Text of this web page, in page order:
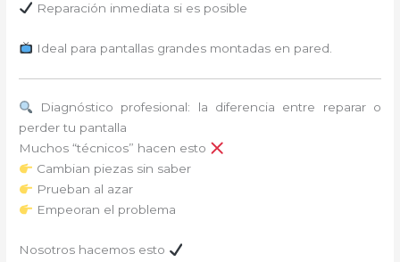
Reparación inmediata si es posible
Ideal para pantallas grandes montadas en pared.
Diagnóstico profesional: la diferencia entre reparar o
perder tu pantalla
Muchos “técnicos” hacen esto
Cambian piezas sin saber
Prueban al azar
Empeoran el problema
Nosotros hacemos esto